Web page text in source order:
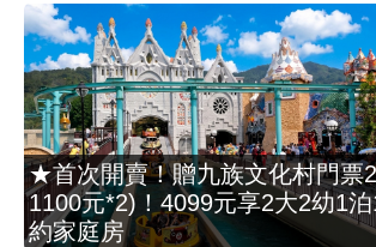
★首次開賣！贈九族文化村門票
1100元*2)！4099元享2大2幼1
約家庭房